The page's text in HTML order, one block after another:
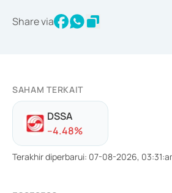
Share via
SAHAM TERKAIT
DSSA
--4.48%
Terakhir diperbarui: 07-08-2026,